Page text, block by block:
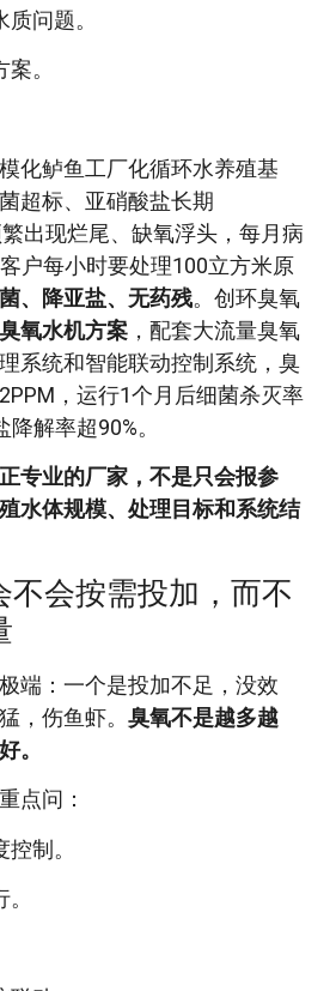
问题。
。
化鲈鱼工厂化循环水养殖基
超标、亚硝酸盐长期
出现烂尾、缺氧浮头，每月病
户每小时要处理100立方米原
、降亚盐、无药残。创环臭氧
氧水机方案 ，配套大流量臭氧
系统和智能联动控制系统，臭
，运行1个月后细菌杀灭率
解率超90%。
专业的厂家，不是只会报参
水体规模、处理目标和系统结
不会按需投加，而不
端：一个是投加不足，没效
，伤鱼虾。 臭氧不是越多越
。
点问：
制。